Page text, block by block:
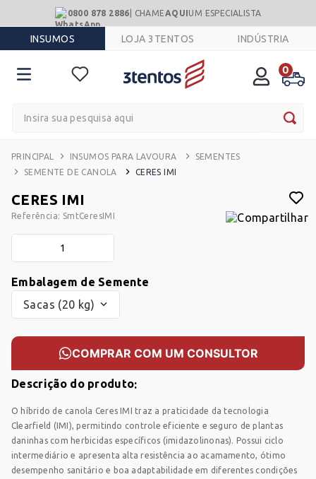
0800 878 2886 | CHAME AQUIUM ESPECIALISTA
INSUMOS LOJA 3TENTOS INDÚSTRIA
0
INSUMOS PARA LAVOURA
SEMENTES
SEMENTE DE CANOLA
CERES IMI
CERES IMI
Referência: SmtCeresIMI
Embalagem de Semente
Sacas (20 kg)
COMPRAR COM UM CONSULTOR
Descrição do produto
O híbrido de canola Ceres IMI traz a praticidade da tecnologia
Clearfield (IMI), permitindo controle eficiente e seguro de plantas
daninhas com herbicidas específicos (imidazolinonas). Possui ciclo
intermediário e apresenta alta resistência ao acamamento, ótimo
desempenho sanitário e boa adaptabilidade em diferentes condições